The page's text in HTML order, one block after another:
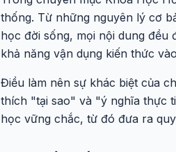
thống. Từ những nguyên lý cơ
học đời sống, mọi nội dung đều
khả năng vận dụng kiến thức
Điều làm nên sự khác biệt của
thích "tại sao" và "ý nghĩa thực
học vững chắc, từ đó đưa ra